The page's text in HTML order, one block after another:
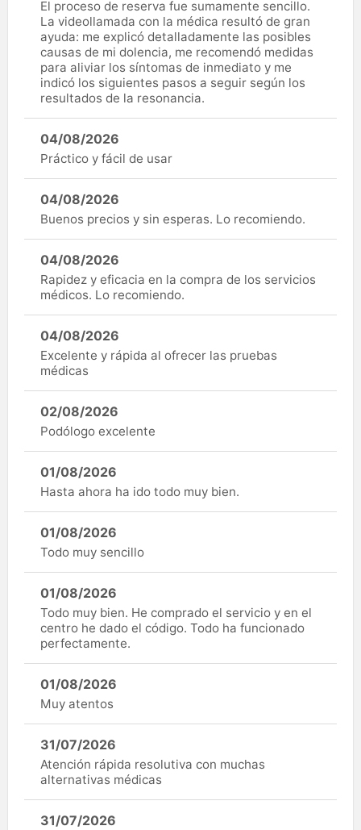
El proceso de reserva fue sumamente sencillo.
La videollamada con la médica resultó de gran
ayuda: me explicó detalladamente las posibles
causas de mi dolencia, me recomendó medidas
para aliviar los síntomas de inmediato y me
indicó los siguientes pasos a seguir según los
resultados de la resonancia.
04/08/2026
Práctico y fácil de usar
04/08/2026
Buenos precios y sin esperas. Lo recomiendo.
04/08/2026
Rapidez y eficacia en la compra de los servicios
médicos. Lo recomiendo.
04/08/2026
Excelente y rápida al ofrecer las pruebas
médicas
02/08/2026
Podólogo excelente
01/08/2026
Hasta ahora ha ido todo muy bien.
01/08/2026
Todo muy sencillo
01/08/2026
Todo muy bien. He comprado el servicio y en el
centro he dado el código. Todo ha funcionado
perfectamente.
01/08/2026
Muy atentos
31/07/2026
Atención rápida resolutiva con muchas
alternativas médicas
31/07/2026